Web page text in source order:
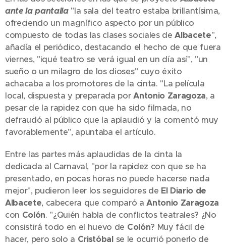
ante la pantalla "la sala del teatro estaba brillantísima,
ofreciendo un magnífico aspecto por un público
compuesto de todas las clases sociales deAlbacete",
añadía el periódico, destacando el hecho de que fuera
viernes, "iqué teatro se verá igual en un día así", "un
sueño o un milagro de los dioses" cuyo éxito
achacaba a los promotores de la cinta. "La película
local, dispuesta y preparada porAntonio Zaragoza, a
pesar de la rapidez con que ha sido filmada, no
defraudó al público que la aplaudió y la comentó muy
favorablemente", apuntaba el artículo.
Entre las partes más aplaudidas de la cinta la
dedicada al Carnaval, "por la rapidez con que se ha
presentado, en pocas horas no puede hacerse nada
mejor", pudieron leer los seguidores de El Diario de
Albacete, cabecera que comparó aAntonio Zaragoza
con Colón. "¿Quién habla de conflictos teatrales? ¿No
consistirá todo en el huevo de Colón? Muy fácil de
hacer, pero solo a Cristóbalse le ocurrió ponerlo de